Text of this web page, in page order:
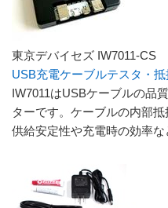
東京デバイセズ IW7011-CS
USB充電ケーブルテスタ・
IW7011はUSBケーブルの品
ターです。ケーブルの内部
供給安定性や充電時の効率な